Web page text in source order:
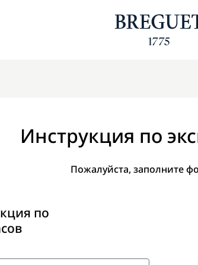
Инструкция по
Пожалуйста, заполните
по